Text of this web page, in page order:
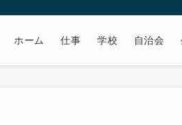
ホーム 仕事 学校 自治会